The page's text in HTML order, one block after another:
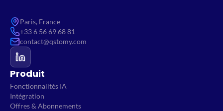
Paris, France
+33 6 56 69 68 81
contact@qstomy.com
Produit
Fonctionnalités IA
Intégration
Offres & Abonnements